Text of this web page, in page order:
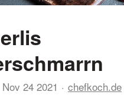
Nov 24 2021 chefkoch.de